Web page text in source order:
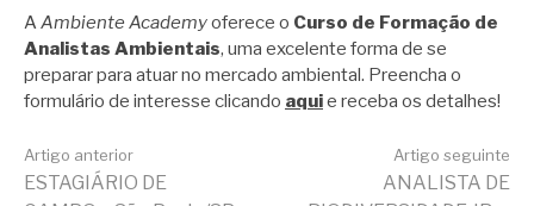
AAmbiente Academyoferece o Curso de Formação de
Analistas Ambientais, uma excelente forma de se
preparar para atuar no mercado ambiental. Preencha o
formulário de interesse clicando aquie receba os detalhes!
Continue
Artigo anterior
ESTAGIÁRIO DE
Artigo seguinte
ANALISTA DE